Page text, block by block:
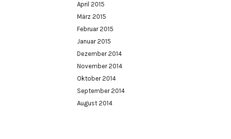
April 2015
März 2015
Februar 2015
Januar 2015
Dezember 2014
November 2014
Oktober 2014
September 2014
August 2014